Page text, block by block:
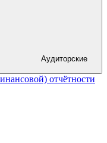
отчётности